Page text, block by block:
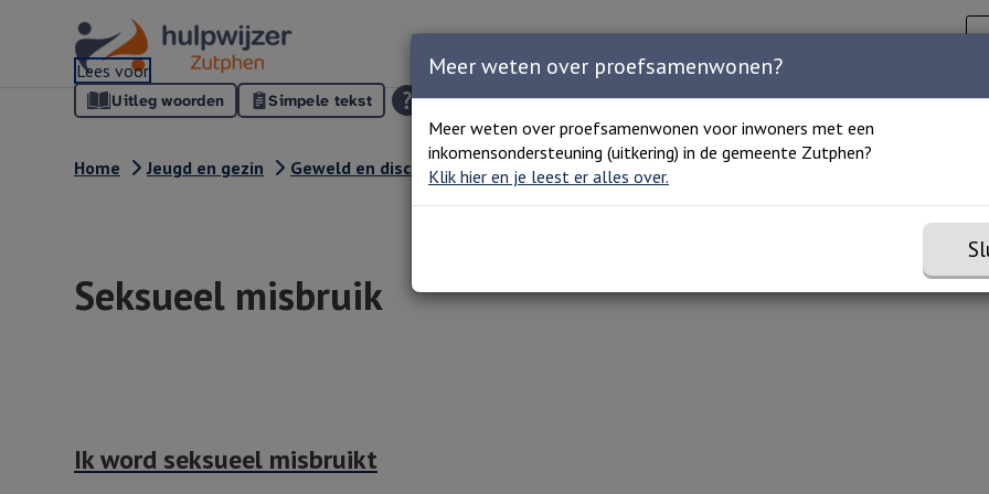
Lees voor
Uitleg woorden Simpele tekst
Zoeken
Home Jeugd en gezin Geweld en discriminatie Seksueel misbruik
Seksueel misbruik
Ik word seksueel misbruikt
Meer weten over proefsamenwonen?
Meer weten over proefsamenwonen voor inwoners met een
inkomensondersteuning (uitkering) in de gemeente Zutphen?
Klik hier en je leest er alles over.